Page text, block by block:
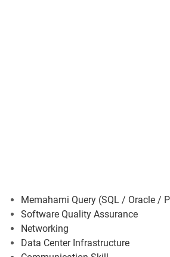
Memahami Query (SQL / Oracle /
Software Quality Assurance
Networking
Data Center Infrastructure